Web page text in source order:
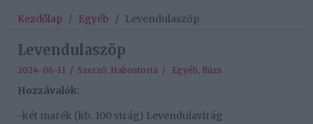
Kezdőlap / Egyéb / Levendulaszöp
Levendulaszöp
2024-06-11 / Szerző: Habostorta / Egyéb, Rúzs
Hozzávalók:
-két marék (kb. 100 virág) Levendulavirág